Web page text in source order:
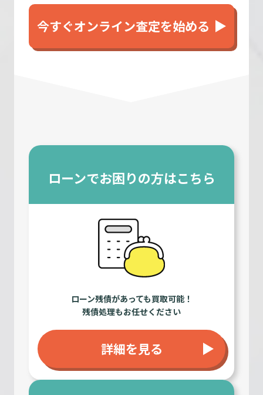
今すぐオンライン査定を始める
ローンでお困りの方はこちら
ローン残債があっても買取可能！
残債処理もお任せください
詳細を見る